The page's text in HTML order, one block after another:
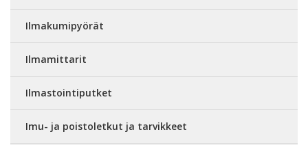
Ilmakumipyörät
Ilmamittarit
Ilmastointiputket
Imu- ja poistoletkut ja tarvikkeet